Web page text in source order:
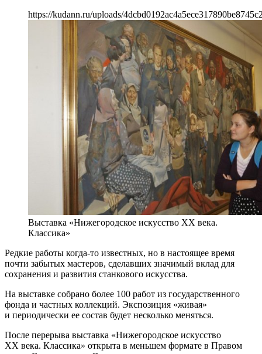
https://kudann.ru/uploads/
Выставка «Нижегородское искусство XX века.
Классика»
Редкие работы когда-то известных, но в настоящее время
почти забытых мастеров, сделавших значимый вклад для
сохранения и развития станкового искусства.
На выставке собрано более 100 работ из государственного
фонда и частных коллекций. Экспозиция «живая»
и периодически ее состав будет несколько меняться.
После перерыва выставка «Нижегородское искусство
ХХ века. Классика» открыта в меньшем формате в Правом